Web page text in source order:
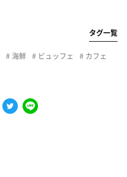
タグ一覧
海鮮 ビュッフェ
カフェ